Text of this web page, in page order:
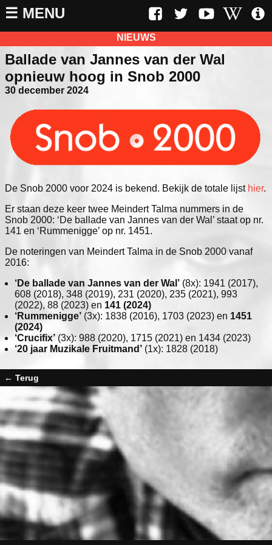
☰ MENU
NIEUWS
Ballade van Jannes van der Wal
opnieuw hoog in Snob 2000
30 december 2024
De Snob 2000 voor 2024 is bekend. Bekijk de totale lijst hier.
Er staan deze keer twee Meindert Talma nummers in de
Snob 2000: ‘De ballade van Jannes van der Wal’ staat op nr.
141 en ‘Rummenigge’ op nr. 1451.
De noteringen van Meindert Talma in de Snob 2000 vanaf
2016:
‘De ballade van Jannes van der Wal’ (8x): 1941 (2017),
608 (2018), 348 (2019), 231 (2020), 235 (2021), 993
(2022), 88 (2023) en 141 (2024)
‘Rummenigge’ (3x): 1838 (2016), 1703 (2023) en 1451
(2024)
‘Crucifix’ (3x): 988 (2020), 1715 (2021) en 1434 (2023)
‘20 jaar Muzikale Fruitmand’ (1x): 1828 (2018)
← Terug